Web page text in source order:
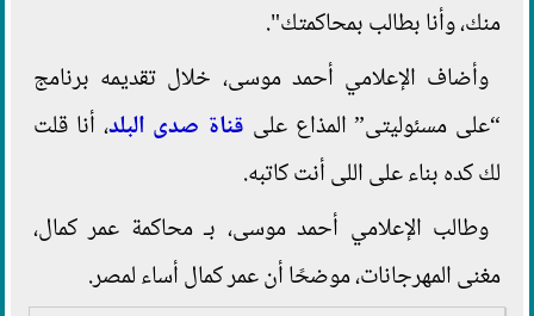
منك، وأنا بطالب بمحاكمتك".
وأضاف الإعلامي أحمد موسى، خلال تقديمه برنامج
“على مسئوليتى” المذاع على قناة صدى البلد، أنا قلت
لك كده بناء على اللى أنت كاتبه.
وطالب الإعلامي أحمد موسى، بـ محاكمة عمر كمال،
مغنى المهرجانات، موضحًا أن عمر كمال أساء لمصر.